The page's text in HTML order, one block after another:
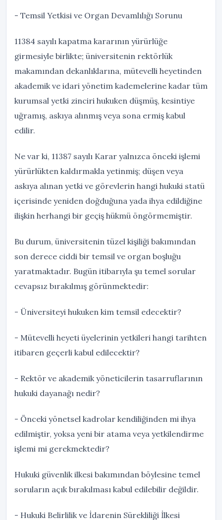
- Temsil Yetkisi ve Organ Devamlılığı Sorunu
11384 sayılı kapatma kararının yürürlüğe
girmesiyle birlikte; üniversitenin rektörlük
makamından dekanlıklarına, mütevelli heyetinden
akademik ve idari yönetim kademelerine kadar tüm
kurumsal yetki zinciri hukuken düşmüş, kesintiye
uğramış, askıya alınmış veya sona ermiş kabul
edilir.
Ne var ki, 11387 sayılı Karar yalnızca önceki işlemi
yürürlükten kaldırmakla yetinmiş; düşen veya
askıya alınan yetki ve görevlerin hangi hukuki statü
içerisinde yeniden doğduğuna yada ihya edildiğine
ilişkin herhangi bir geçiş hükmü öngörmemiştir.
Bu durum, üniversitenin tüzel kişiliği bakımından
son derece ciddi bir temsil ve organ boşluğu
yaratmaktadır. Bugün itibarıyla şu temel sorular
cevapsız bırakılmış görünmektedir:
- Üniversiteyi hukuken kim temsil edecektir?
- Mütevelli heyeti üyelerinin yetkileri hangi tarihten
itibaren geçerli kabul edilecektir?
- Rektör ve akademik yöneticilerin tasarruflarının
hukuki dayanağı nedir?
- Önceki yönetsel kadrolar kendiliğinden mi ihya
edilmiştir, yoksa yeni bir atama veya yetkilendirme
işlemi mi gerekmektedir?
Hukuki güvenlik ilkesi bakımından böylesine temel
soruların açık bırakılması kabul edilebilir değildir.
- Hukuki Belirlilik ve İdarenin Sürekliliği İlkesi